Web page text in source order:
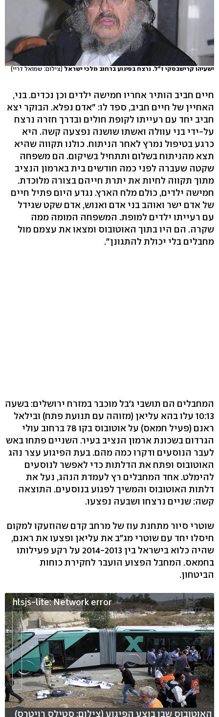
ישעיהו קרישבסקי ז"ל. נרצח בפיגוע ברחוב מלכי ישראל (צילום: שמואל דריי)
חיים חביב הותיר אחריו חמישה ילדים וכן נכדים. בני,
האחיין של חיים חביב, ספד לו: "אדם נפלא. הבוקר יצא
חביב יחד עם רעייתו לקופת חולים ובדרך חזרה נרצח
על-ידי בני עוולה ואשתו שושנה נפצעה קשה. היא
כרגע בטיפול נמרץ לאחר הניתוח. כולנו תקווה שהיא
תצא מהניתוח בשלום ותתחיל בשיקום. הם משפחה
שקטה שעברה לפני כמה חודשים בית בארמון הנציב
מתוך תקווה לחיות את יתרת חייהם בצורה מלוכדת.
חמישה ילדים, כולם מלח הארץ. נגדע היום פתיל חיים
של אדם ישר ואוהב בני אדם ואנוש, אדם שקט שגידל
עם רעייתו ילדים למופת. המשפחה המומה ממה
שקרה. הם היו בתוך האוטובוס ומצאו את עצמם מול
מחבלים בלי יכולת להתגונן".
המחבלים הם תושבי ג'בל מוכבר במזרח ירושלים: בשעה
10:13 עלו בהא עליאן (מזוהה עם תנועת פתח) ובילאל
ראנם (פעיל חמאס) על אוטובוס בקו 78 ברחוב עולי
הגרדום בשכונת ארמון הנציב בעיר. השניים פתחו באש
לעבר הנוסעים ודקרו כמה מהם. בעת הפיגוע עצר נהג
האוטובוס ופתח את הדלתות כדי לאפשר לנוסעים
להימלט. אחד המחבלים רץ לעמדת הנהג, נעל את
דלתות האוטובוס והמשיך לפגוע בנוסעים. התוצאה
קשה: שניים נרצחו ושבעה נפצעו.
שוטרי סיור מתחנת עוז של מרחב קדם שהוזעקו למקום
חיסלו יחד עם שוטרי מג"ב את עליאן ופצעו את ראנם,
שהיה כלוא בישראל בין 2014-2013 על רקע פעילותו
בחמאס. המחבל הפצוע הועבר לחקירת כוחות
הביטחון.
hlsjs-lite: Network error
האוטובוס שבו בוצע הפיגוע (צילום: סטילס רויטרס)